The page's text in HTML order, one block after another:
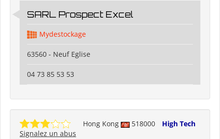
SARL Prospect Excel
Mydestockage
63560 - Neuf Eglise
04 73 85 53 53
Hong Kong 518000
High Tech
Signalez un abus